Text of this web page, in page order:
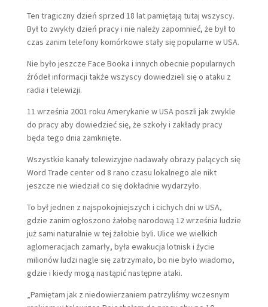
Ten tragiczny dzień sprzed 18 lat pamiętają tutaj wszyscy.
Był to zwykły dzień pracy i nie należy zapomnieć, że był to
czas zanim telefony komórkowe stały się popularne w USA.
Nie było jeszcze Face Booka i innych obecnie popularnych
źródeł informacji także wszyscy dowiedzieli się o ataku z
radia i telewizji.
11 września 2001 roku Amerykanie w USA poszli jak zwykle
do pracy aby dowiedzieć się, że szkoły i zakłady pracy
będa tego dnia zamknięte.
Wszystkie kanały telewizyjne nadawały obrazy palących się
Word Trade center od 8 rano czasu lokalnego ale nikt
jeszcze nie wiedział co się dokładnie wydarzyło.
To był jednen z najspokojniejszych i cichych dni w USA,
gdzie zanim ogłoszono żałobę narodową 12 września ludzie
już sami naturalnie w tej żałobie byli. Ulice we wielkich
aglomeracjach zamarły, była ewakucja lotnisk i życie
milionów ludzi nagle się zatrzymało, bo nie było wiadomo,
gdzie i kiedy mogą nastąpić następne ataki.
„Pamiętam jak z niedowierzaniem patrzyliśmy wczesnym